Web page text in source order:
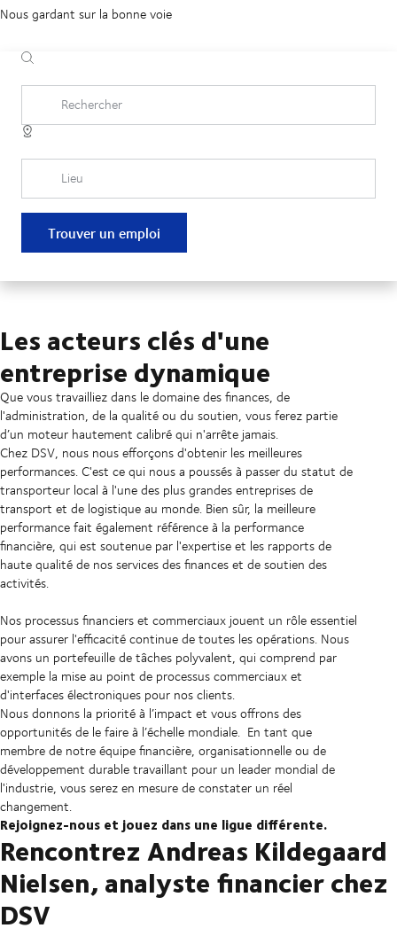
Nous gardant sur la bonne voie
Rechercher
Lieu
Trouver un emploi
Les acteurs clés d'une
entreprise dynamique
Que vous travailliez dans le domaine des finances, de
l'administration, de la qualité ou du soutien, vous ferez partie
d’un moteur hautement calibré qui n'arrête jamais.
Chez DSV, nous nous efforçons d'obtenir les meilleures
performances. C'est ce qui nous a poussés à passer du statut de
transporteur local à l'une des plus grandes entreprises de
transport et de logistique au monde. Bien sûr, la meilleure
performance fait également référence à la performance
financière, qui est soutenue par l'expertise et les rapports de
haute qualité de nos services des finances et de soutien des
activités.
Nos processus financiers et commerciaux jouent un rôle essentiel
pour assurer l'efficacité continue de toutes les opérations. Nous
avons un portefeuille de tâches polyvalent, qui comprend par
exemple la mise au point de processus commerciaux et
d'interfaces électroniques pour nos clients.
Nous donnons la priorité à l’impact et vous offrons des
opportunités de le faire à l’échelle mondiale. En tant que
membre de notre équipe financière, organisationnelle ou de
développement durable travaillant pour un leader mondial de
l'industrie, vous serez en mesure de constater un réel
changement.
Rejoignez-nous et jouez dans une ligue différente.
Rencontrez Andreas Kildegaard
Nielsen, analyste financier chez
DSV